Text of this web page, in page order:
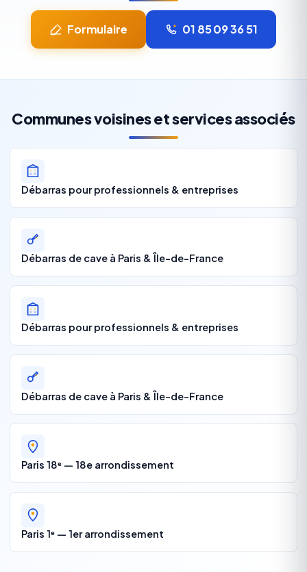
Formulaire 01 85 09 36 51
Communes voisines et services associés
Débarras pour professionnels & entreprises
Débarras de cave à Paris & Île-de-France
Débarras pour professionnels & entreprises
Débarras de cave à Paris & Île-de-France
Paris 18ᵉ — 18e arrondissement
Paris 1ᵉ — 1er arrondissement